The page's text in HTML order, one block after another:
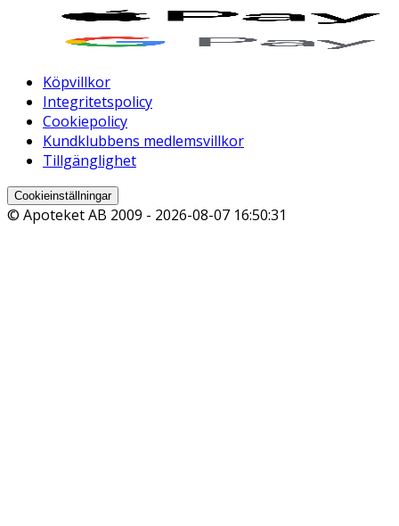
Köpvillkor
Integritetspolicy
Cookiepolicy
Kundklubbens medlemsvillkor
Tillgänglighet
Cookieinställningar
© Apoteket AB 2009 - 2026-08-07 16:50:31